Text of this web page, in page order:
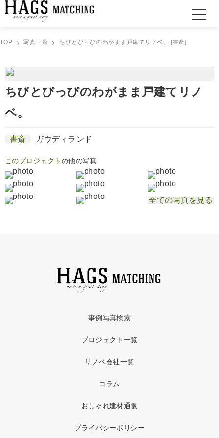
TOP 写真一覧 ちびとぴっぴのわがまま戸建てリノベ。 [書斎]
ちびとぴっぴのわがまま戸建てリノ
ベ。
書斎 ガウディランド
このプロジェクト の他の写真
全ての写真を見る
事例写真検索
プロジェクト一覧
リノベ会社一覧
コラム
おしゃれ建材通販
プライバシーポリシー